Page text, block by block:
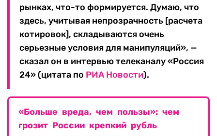
рынках, что-то формируется. Думаю, что
здесь, учитывая непрозрачность [расчета
котировок], складываются очень
серьезные условия для манипуляций», —
сказал он в интервью телеканалу «Россия
24» (цитата по РИА Новости).
«Больше вреда, чем пользы»: чем
грозит России крепкий рубль